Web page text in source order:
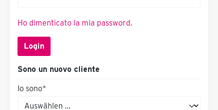
Ho dimenticato la mia password.
Login
Sono un nuovo cliente
Io sono*